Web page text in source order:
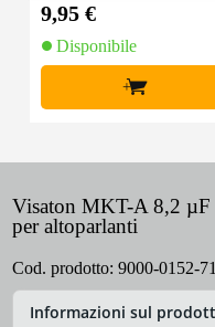
9,95 €
Disponibile
+
Visaton MKT-A 8,2
per altoparlanti
Cod. prodotto: 9000-0152-
Informazioni sul